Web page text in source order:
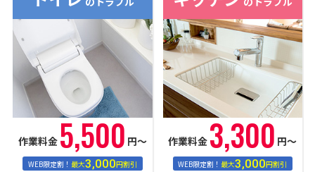
作業料金 5,500 円〜
WEB限定割！最大3,000円割引
作業料金 3,300 円〜
WEB限定割！最大3,000円割引